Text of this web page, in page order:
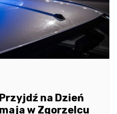
na Dzień
w Zgorzelcu